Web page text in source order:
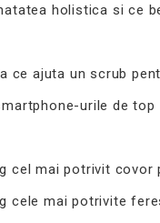
holistica si ce
ce ajuta un scrub
urile de top
cel mai potrivit covor
cele mai potrivite